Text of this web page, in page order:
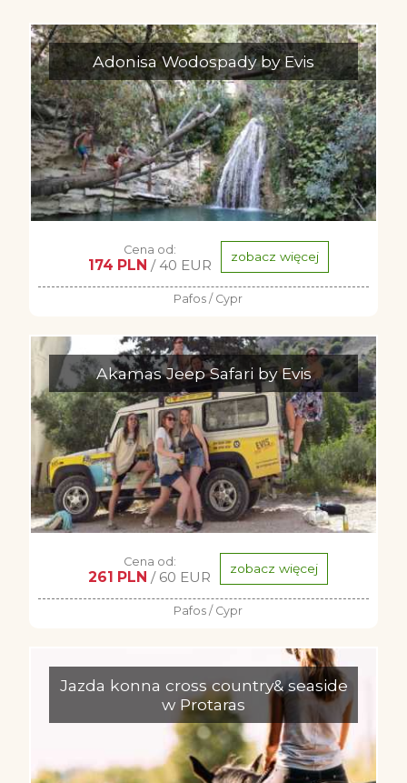
Adonisa Wodospady by Evis
Cena od:
174 PLN / 40 EUR zobacz więcej
Pafos / Cypr
Akamas Jeep Safari by Evis
Cena od:
261 PLN / 60 EUR zobacz więcej
Pafos / Cypr
Jazda konna cross country& seaside
w Protaras